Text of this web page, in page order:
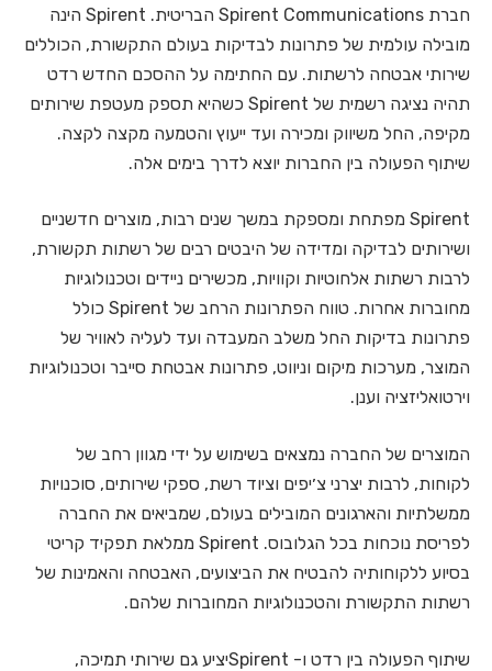
חברת Spirent Communications הבריטית. Spirent הינה
מובילה עולמית של פתרונות לבדיקות בעולם התקשורת, הכוללים
שירותי אבטחה לרשתות. עם החתימה על ההסכם החדש רדט
תהיה נציגה רשמית של Spirent כשהיא תספק מעטפת שירותים
מקיפה, החל משיווק ומכירה ועד ייעוץ והטמעה מקצה לקצה.
שיתוף הפעולה בין החברות יוצא לדרך בימים אלה.
Spirent מפתחת ומספקת במשך שנים רבות, מוצרים חדשניים
ושירותים לבדיקה ומדידה של היבטים רבים של רשתות תקשורת,
לרבות רשתות אלחוטיות וקוויות, מכשירים ניידים וטכנולוגיות
מחוברות אחרות. טווח הפתרונות הרחב של Spirent כולל
פתרונות בדיקות החל משלב המעבדה ועד לעליה לאוויר של
המוצר, מערכות מיקום וניווט, פתרונות אבטחת סייבר וטכנולוגיות
וירטואליזציה וענן.
המוצרים של החברה נמצאים בשימוש על ידי מגוון רחב של
לקוחות, לרבות יצרני צ׳יפים וציוד רשת, ספקי שירותים, סוכנויות
ממשלתיות והארגונים המובילים בעולם, שמביאים את החברה
לפריסת נוכחות בכל הגלובוס. Spirent ממלאת תפקיד קריטי
בסיוע ללקוחותיה להבטיח את הביצועים, האבטחה והאמינות של
רשתות התקשורת והטכנולוגיות המחוברות שלהם.
שיתוף הפעולה בין רדט ו- Spirentיציע גם שירותי תמיכה,